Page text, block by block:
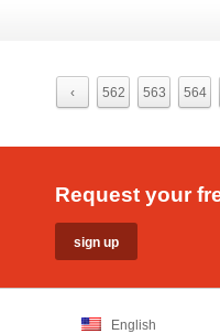
‹ 562 563 564
Request your
English